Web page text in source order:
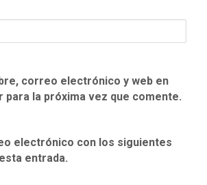
correo electrónico y web en
para la próxima vez que comente.
electrónico con los siguientes
entrada.